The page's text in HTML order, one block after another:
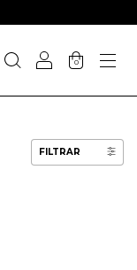
0
FILTRAR